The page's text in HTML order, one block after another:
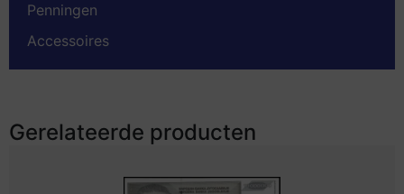
Penningen
Accessoires
Gerelateerde producten